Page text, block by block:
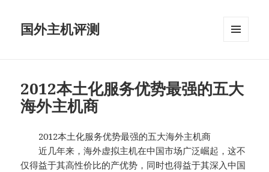
国外主机评测
2012本土化服务优势最强的五大
海外主机商
2012本土化服务优势最强的五大海外主机商
近几年来，海外虚拟主机在中国市场广泛崛起，这不
仅得益于其高性价比的产优势，同时也得益于其深入中国